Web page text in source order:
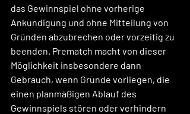
das Gewinnspiel ohne vorherige
Ankündigung und ohne Mitteilung von
Gründen abzubrechen oder vorzeitig zu
beenden. Prematch macht von dieser
Möglichkeit insbesondere dann
Gebrauch, wenn Gründe vorliegen, die
einen planmäßigen Ablauf des
Gewinnspiels stören oder verhindern